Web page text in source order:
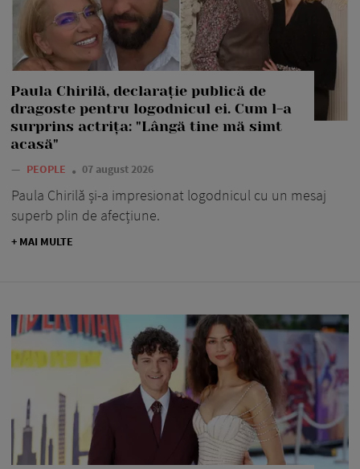
Paula Chirilă, declarație publică de
dragoste pentru logodnicul ei. Cum l-a
surprins actrița: "Lângă tine mă simt
acasă"
— PEOPLE 07 august 2026
Paula Chirilă și-a impresionat logodnicul cu un mesaj
superb plin de afecțiune.
+ MAI MULTE